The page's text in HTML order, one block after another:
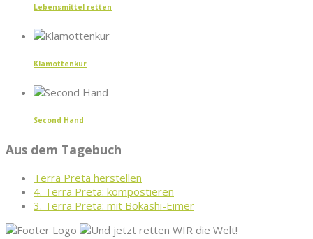
Lebensmittel retten
Klamottenkur
Second Hand
Aus dem Tagebuch
Terra Preta herstellen
4. Terra Preta: kompostieren
3. Terra Preta: mit Bokashi-Eimer